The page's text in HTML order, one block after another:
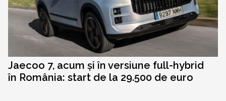
Jaecoo 7, acum și în versiune full-hybrid
în România: start de la 29.500 de euro